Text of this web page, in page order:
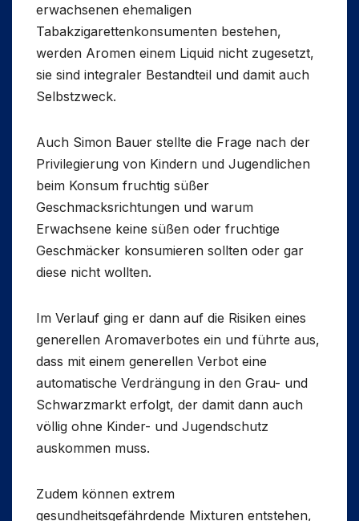
erwachsenen ehemaligen
Tabakzigarettenkonsumenten bestehen,
werden Aromen einem Liquid nicht zugesetzt,
sie sind integraler Bestandteil und damit auch
Selbstzweck.
Auch Simon Bauer stellte die Frage nach der
Privilegierung von Kindern und Jugendlichen
beim Konsum fruchtig süßer
Geschmacksrichtungen und warum
Erwachsene keine süßen oder fruchtige
Geschmäcker konsumieren sollten oder gar
diese nicht wollten.
Im Verlauf ging er dann auf die Risiken eines
generellen Aromaverbotes ein und führte aus,
dass mit einem generellen Verbot eine
automatische Verdrängung in den Grau- und
Schwarzmarkt erfolgt, der damit dann auch
völlig ohne Kinder- und Jugendschutz
auskommen muss.
Zudem können extrem
gesundheitsgefährdende Mixturen entstehen,